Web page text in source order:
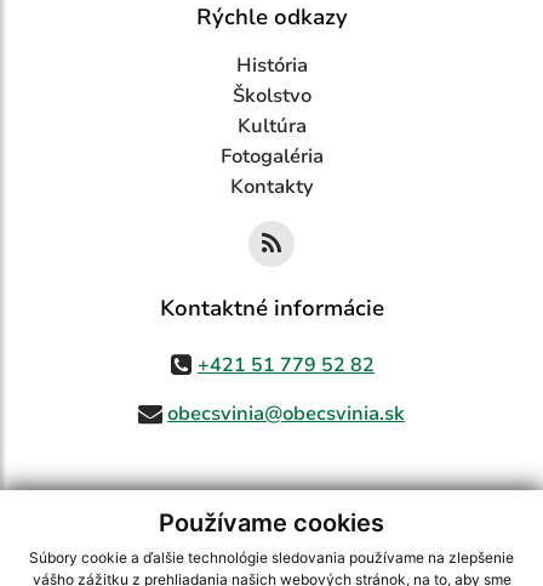
Používame cookies
Súbory cookie a ďalšie technológie sledovania používame na zlepšenie
vášho zážitku z prehliadania našich webových stránok, na to, aby sme
Rýchle odkazy
História
Školstvo
Kultúra
Fotogaléria
Kontakty
Kontaktné informácie
+421 51 779 52 82
obecsvinia@obecsvinia.sk
využite možnosť získavania aktuálnych informácií s využitím RSS
CMS systém (redakčný) systém ECHELON 2, Mapa stránok web portál
webhosting, webex.digital, s.r.o.,domény,registrácia domény,